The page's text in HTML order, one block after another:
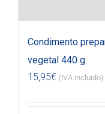
Condimento
vegetal 440 g
15,95€ (IVA incluido)